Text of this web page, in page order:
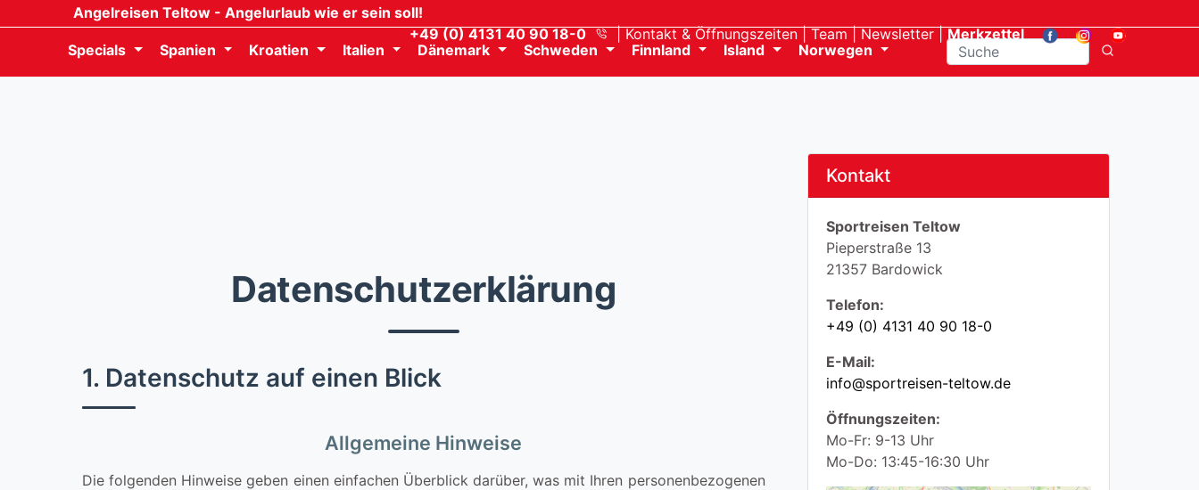
Angelreisen Teltow - Angelurlaub wie er sein soll!
+49 (0) 4131 40 90 18-0
Kontakt & Öffnungszeiten Team Newsletter
Merkzettel
Specials
Spanien Kroatien Italien Dänemark Schweden Finnland Island Norwegen
Kontakt
Sportreisen Teltow
Pieperstraße 13
21357 Bardowick
Telefon:
+49 (0) 4131 40 90 18-0
E-Mail:
info@sportreisen-teltow.de
Öffnungszeiten:
Mo-Fr: 9-13 Uhr
Mo-Do: 13:45-16:30 Uhr
Datenschutzerklärung
1. Datenschutz auf einen Blick
Allgemeine Hinweise
Die folgenden Hinweise geben einen einfachen Überblick darüber, was mit Ihren personenbezogenen